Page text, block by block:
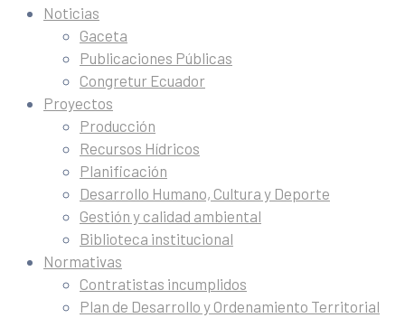
Noticias
Gaceta
Publicaciones Públicas
Congretur Ecuador
Proyectos
Producción
Recursos Hídricos
Planificación
Desarrollo Humano, Cultura y Deporte
Gestión y calidad ambiental
Biblioteca institucional
Normativas
Contratistas incumplidos
Plan de Desarrollo y Ordenamiento Territorial